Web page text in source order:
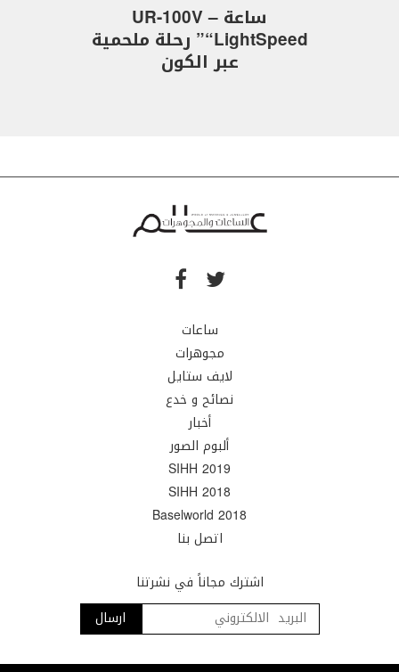
ساعة UR-100V –
“LightSpeed” رحلة ملحمية
عبر الكون
ساعات
مجوهرات
لايف ستايل
نصائح و خدع
أخبار
ألبوم الصور
SIHH 2019
SIHH 2018
Baselworld 2018
اتصل بنا
اشترك مجاناً في نشرتنا